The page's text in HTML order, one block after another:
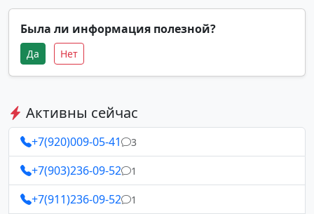
Была ли информация полезной?
Да Нет
Активны сейчас
+7(920)009-05-41 3
+7(903)236-09-52 1
+7(911)236-09-52 1